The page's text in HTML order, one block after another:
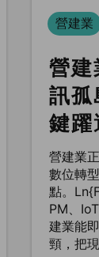
營建業
營建
訊孤
鍵躍
營建業
數位轉
點。
PM、
建業能
頸，把